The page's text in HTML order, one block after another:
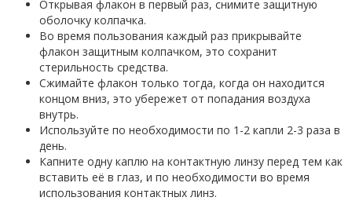
Открывая флакон в первый раз, снимите защитную
оболочку колпачка.
Во время пользования каждый раз прикрывайте
флакон защитным колпачком, это сохранит
стерильность средства.
Сжимайте флакон только тогда, когда он находится
концом вниз, это убережет от попадания воздуха
внутрь.
Используйте по необходимости по 1-2 капли 2-3 раза в
день.
Капните одну каплю на контактную линзу перед тем как
вставить её в глаз, и по необходимости во время
использования контактных линз.